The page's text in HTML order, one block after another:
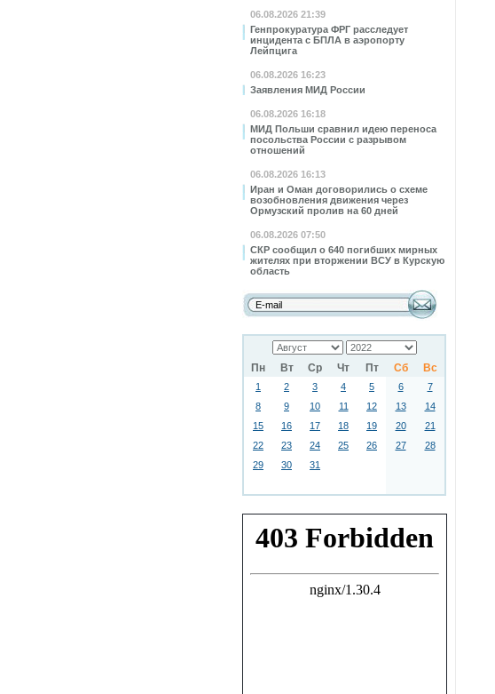
06.08.2026 21:39
Генпрокуратура ФРГ расследует
инцидента с БПЛА в аэропорту
Лейпцига
06.08.2026 16:23
Заявления МИД России
06.08.2026 16:18
МИД Польши сравнил идею переноса
посольства России с разрывом
отношений
06.08.2026 16:13
Иран и Оман договорились о схеме
возобновления движения через
Ормузский пролив на 60 дней
06.08.2026 07:50
СКР сообщил о 640 погибших мирных
жителях при вторжении ВСУ в Курскую
область
Пн Вт Ср Чт Пт Сб Вс
1 2 3 4 5 6
7
8
9 10 11 12 13
14
15
16 17 18 19 20
21
22
23 24 25 26 27
28
29
30 31